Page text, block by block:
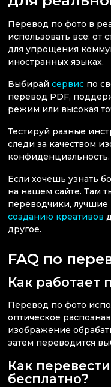
Перевод по фото в
использовать все: от
для упрощения
иностранных языках.
Выбирай сервис по
перевод PDF,
режим или высокая
Тестируй разные
следи за качеством
конфиденциальность.
Если хочешь узнать
на нашем сайте. Там
переводчики, лучшие
созданию креативов
другое.
FAQ по
Как работает
Перевод по фото
оптическое
изображение
затем переводится
Как
бесплатно?